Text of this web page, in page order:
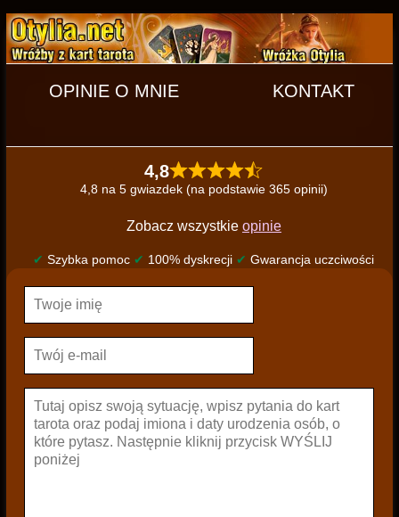
OPINIE O MNIE KONTAKT
4,8
4,8 na 5 gwiazdek (na podstawie 365 opinii)
Zobacz wszystkie opinie
✔ Szybka pomoc ✔ 100% dyskrecji ✔ Gwarancja uczciwości